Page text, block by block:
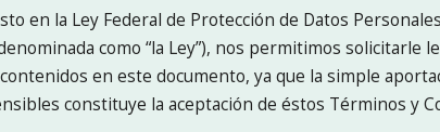
en la Ley Federal de Protección de Datos
como “la Ley”), nos permitimos solicitarle
en este documento, ya que la simple
constituye la aceptación de éstos Términos y
Departamento
Departamento
Departamento